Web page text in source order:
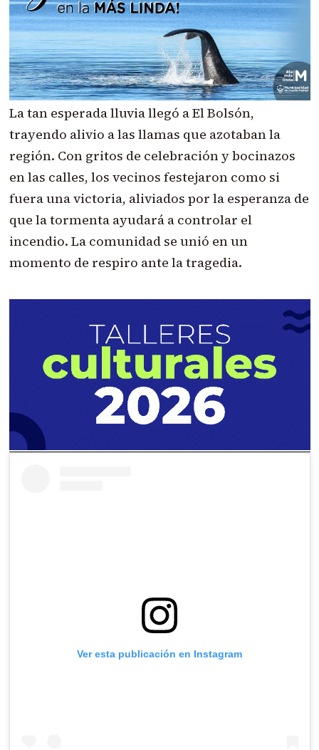
La tan esperada lluvia llegó a El Bolsón,
trayendo alivio a las llamas que azotaban la
región. Con gritos de celebración y bocinazos
en las calles, los vecinos festejaron como si
fuera una victoria, aliviados por la esperanza de
que la tormenta ayudará a controlar el
incendio. La comunidad se unió en un
momento de respiro ante la tragedia.
Ver esta publicación en Instagram